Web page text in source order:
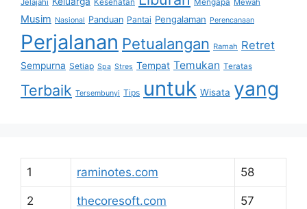
Jelajahi Kesehatan Mengapa Mewah
Musim Nasional Panduan Pantai Pengalaman Perencanaan
Perjalanan Petualangan Ramah Retret
Sempurna Setiap Spa Stres Tempat Temukan Teratas
Terbaik Tersembunyi Tips untuk Wisata yang
1 raminotes.com 58
2 thecoresoft.com 57